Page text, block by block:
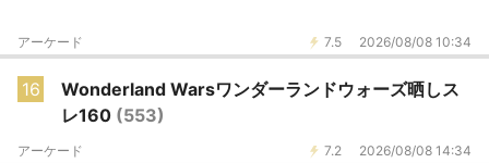
7.5 2026/08/08 10:34
アーケード
16
Wonderland Warsワンダーランドウォーズ晒しス
レ160 (553)
7.2 2026/08/08 14:34
アーケード